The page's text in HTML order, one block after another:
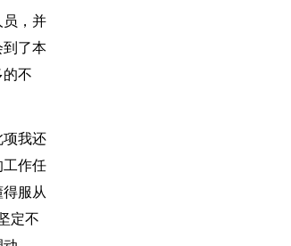
员，并
到了本
不
项我还
工作任
服从
定不